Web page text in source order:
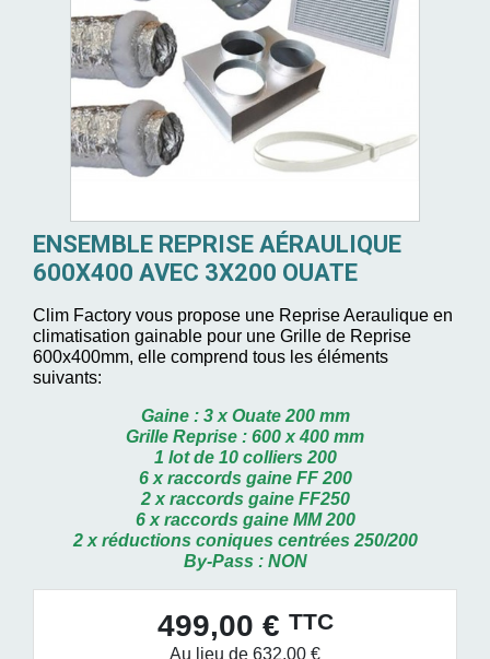
ENSEMBLE REPRISE AÉRAULIQUE
600X400 AVEC 3X200 OUATE
Clim Factory vous propose une Reprise Aeraulique en
climatisation gainable pour une Grille de Reprise
600x400mm, elle comprend tous les éléments
suivants:
Gaine : 3 x Ouate 200 mm
Grille Reprise : 600 x 400 mm
1 lot de 10 colliers 200
6 x raccords gaine FF 200
2 x raccords gaine FF250
6 x raccords gaine MM 200
2 x réductions coniques centrées 250/200
By-Pass : NON
499,00 € TTC
Au lieu de 632,00 €